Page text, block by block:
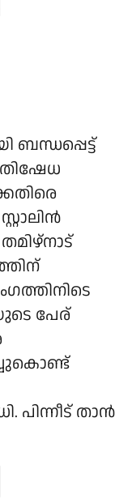
ബന്ധപ്പെട്ട്
പേര്
താൻ